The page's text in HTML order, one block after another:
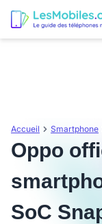
Accueil Smartphone
Oppo
SoC